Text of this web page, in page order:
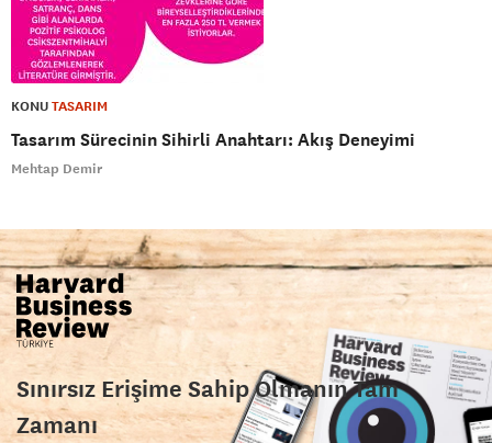
KONUTASARIM
Tasarım Sürecinin Sihirli Anahtarı: Akış Deneyimi
Mehtap Demir
Sınırsız Erişime Sahip Olmanın Tam
Zamanı